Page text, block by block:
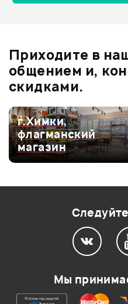
Оценка5
Оценка4
Оценка3
Ваша оценка:
Приходите в
общением и,
скидками.
г.Химки,
флагманский
магазин
Мы